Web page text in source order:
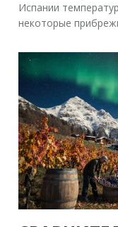
Испании
некоторые